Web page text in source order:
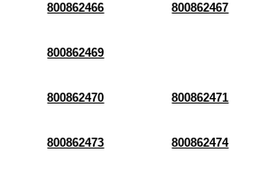
800862466 800862467
800862469
800862470 800862471
800862473 800862474